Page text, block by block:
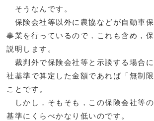
そうなんです。
保険会社等以外に農協などが自動車
事業を行っているので，これも含め，
説明します。
裁判外で保険会社等と示談する場合
社基準で算定した金額であれば「無制
ことです。
しかし，そもそも，この保険会社等
基準にくらべかなり低いのです。